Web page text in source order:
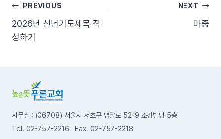
글
탐
PREVIOUS
2026년 신년기도제목 작
성하기
NEXT
마중
사무실 : (06708) 서울시 서초구 명달로 52-9 소강빌딩 5층
Tel. 02-757-2216 Fax. 02-757-2218